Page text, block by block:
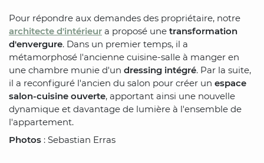
Pour répondre aux demandes des propriétaire, notre
architecte d'intérieur a proposé une transformation
d'envergure. Dans un premier temps, il a
métamorphosé l'ancienne cuisine-salle à manger en
une chambre munie d'un dressing intégré. Par la suite,
il a reconfiguré l'ancien du salon pour créer un espace
salon-cuisine ouverte, apportant ainsi une nouvelle
dynamique et davantage de lumière à l'ensemble de
l'appartement.
Photos : Sebastian Erras